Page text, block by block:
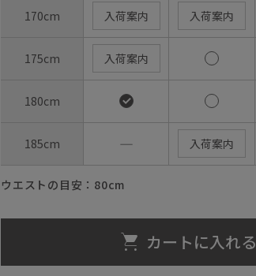
170cm 入荷案内 入荷案内
175cm 入荷案内
180cm
185cm ― 入荷案内
ウエストの目安： 80cm
カートに入れる